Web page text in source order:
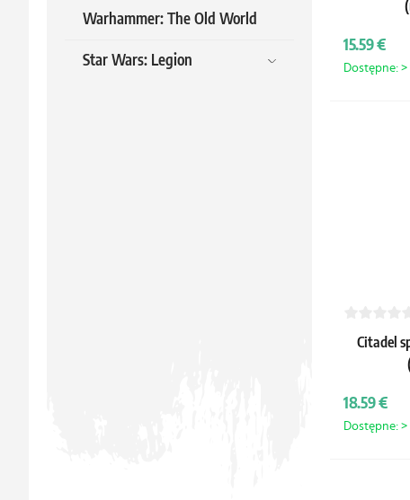
Warhammer: The Old World
Star Wars: Legion
15.59 €
Dostępne: >
Citadel
18.59 €
Dostępne: >